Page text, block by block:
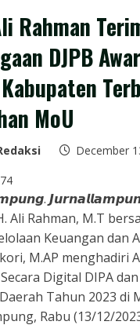
Rahman
DJPB
MoU
December
Ali Rahman, M.T
Keuangan dan
M.AP menghadiri
Digital DIPA
Tahun 2023 di
Rabu (13/12/